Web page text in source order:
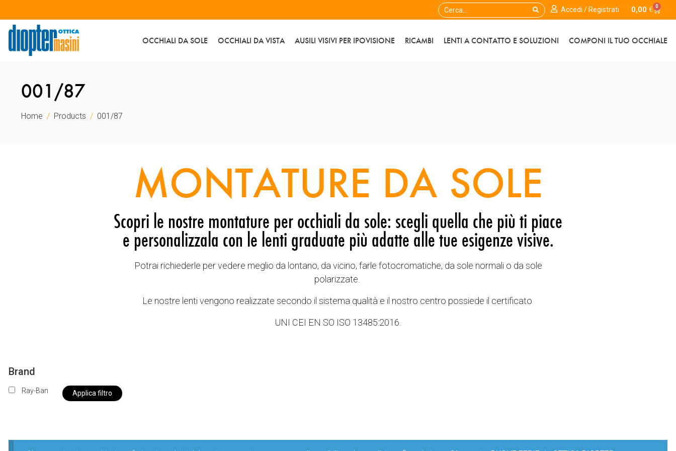
Accedi / Registrati 0,00 € 0
OCCHIALI DA SOLE OCCHIALI DA VISTA AUSILI VISIVI PER IPOVISIONE RICAMBI LENTI A CONTATTO E SOLUZIONI COMPONI IL TUO OCCHIALE
001/87
Home Products 001/87
MONTATURE DA SOLE
Scopri le nostre montature per occhiali da sole: scegli quella che più ti piace
e personalizzala con le lenti graduate più adatte alle tue esigenze visive.
Potrai richiederle per vedere meglio da lontano, da vicino, farle fotocromatiche, da sole normali o da sole
polarizzate.
Le nostre lenti vengono realizzate secondo il sistema qualità e il nostro centro possiede il certificato
UNI CEI EN SO ISO 13485:2016.
Brand
Ray-Ban Applica filtro